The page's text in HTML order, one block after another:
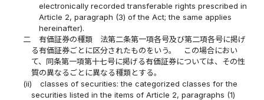
electronically recorded transferable rights prescribed in
Article 2, paragraph (3) of the Act; the same applies
hereinafter).
二
有価証券の種類 法第二条第一項各号及び第二項各号に掲げ
る有価証券ごとに区分されたものをいう。 この場合におい
て、同条第一項第十七号に掲げる有価証券については、その性
質の異なるごとに異なる種類とする。
(ii)
classes of securities: the categorized classes for the
securities listed in the items of Article 2, paragraphs (1)